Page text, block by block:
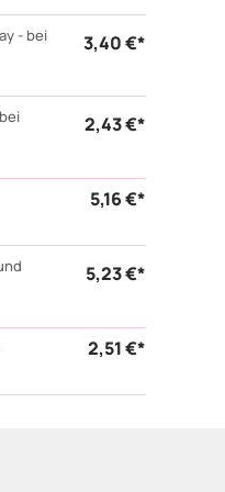
- bei 3,40 €*
2,43 €*
5,16 €*
5,23 €*
2,51 €*